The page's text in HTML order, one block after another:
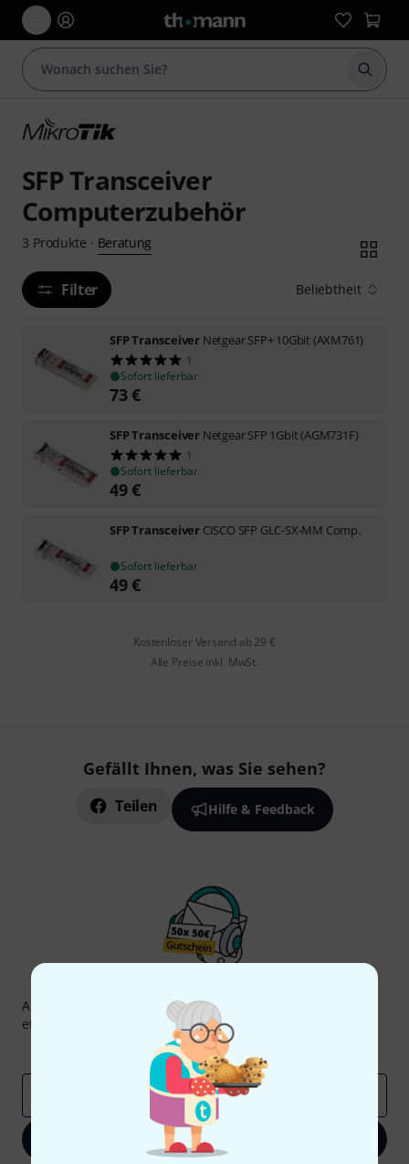
Suche
SFP Transceiver
Computerzubehör
3 Produkte · Beratung
Filter Beliebtheit
SFP Transceiver Netgear SFP+ 10Gbit (AXM761)
1
Sofort lieferbar
73€
SFP Transceiver Netgear SFP 1Gbit (AGM731F)
1
Sofort lieferbar
49€
SFP Transceiver CISCO SFP GLC-SX-MM Comp.
Sofort lieferbar
49€
Kostenloser Versand ab 29 €
Alle Preise inkl. MwSt.
Gefällt Ihnen, was Sie sehen?
Teilen Hilfe & Feedback
Abonniere den Thomann Newsletter und gewinne mit
etwas Glück einen von
50 Gutscheinen
Inspirierende Beiträge
Deals
Jetzt anmelden